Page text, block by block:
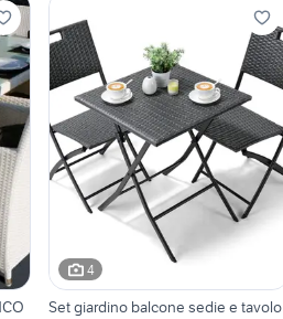
4
Set giardino balcone sedie e tavolo